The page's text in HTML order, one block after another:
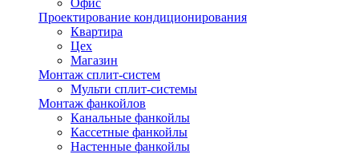
Офис
Проектирование кондиционирования
Квартира
Цех
Магазин
Монтаж сплит-систем
Мульти сплит-системы
Монтаж фанкойлов
Канальные фанкойлы
Кассетные фанкойлы
Настенные фанкойлы